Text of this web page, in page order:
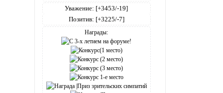
Уважение: [+3453/-19]
Позитив: [+3225/-7]
Награды: